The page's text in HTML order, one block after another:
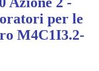
per le
M4C1I3.2-